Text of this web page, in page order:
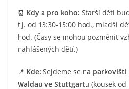
⏰ Kdy a pro koho: Starší děti
t.j. od 13:30-15:00 hod., mladší
hod. (Časy se mohou pozměnit
nahlášených dětí.)
📍 Kde: Sejdeme se na parkovišti
Waldau ve Stuttgartu (kousek